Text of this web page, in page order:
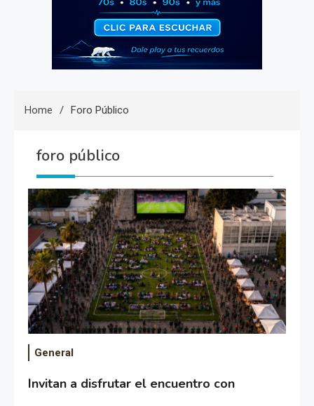
Home Foro Público
foro público
General
Invitan a disfrutar el encuentro con